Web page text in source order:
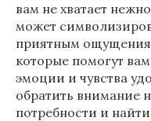
вам не хватает
может
приятным
которые помогут
эмоции и чувства
обратить внимание
потребности и